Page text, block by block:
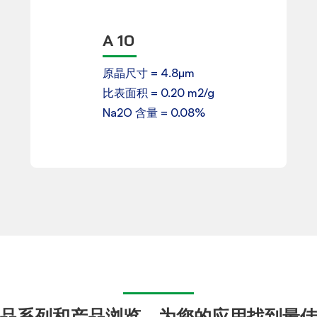
A 10
原晶尺寸 = 4.8µm
比表面积 = 0.20 m2/g
Na2O 含量 = 0.08%
产品数据表
下载